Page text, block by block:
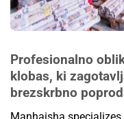
Profesionalno
klobas, ki
brezskrbno
Manhaisha